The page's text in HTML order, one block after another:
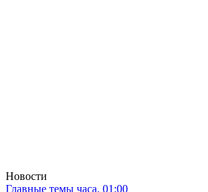
Новости
Главные темы часа. 01:00